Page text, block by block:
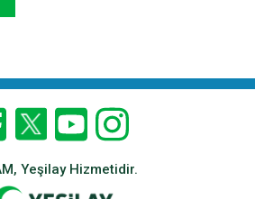
Yeşilay Hizmetidir.